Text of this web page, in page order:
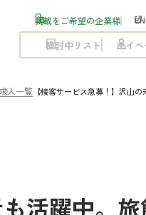
掲載をご希望の企業様
検討中リスト マイ
求人一覧 【接客サービス急募！】沢山
活躍中。旅